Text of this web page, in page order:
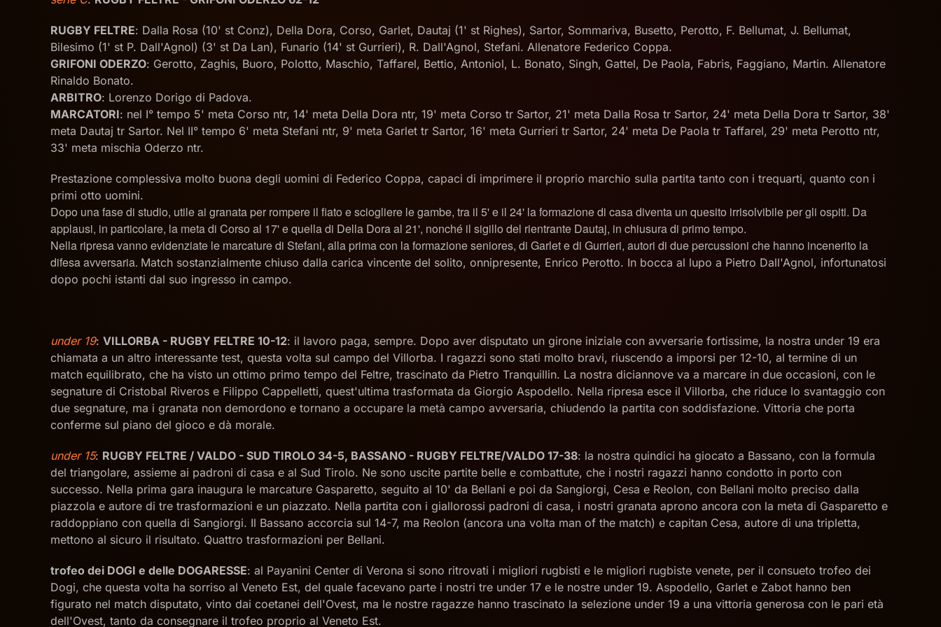
RUGBY FELTRE: Dalla Rosa (10' st Conz), Della Dora, Corso, Garlet, Dautaj (1' st Righes), Sartor, Sommariva, Busetto, Perotto, F. Bellumat, J. Bellumat,
Bilesimo (1' st P. Dall'Agnol) (3' st Da Lan), Funario (14' st Gurrieri), R. Dall'Agnol, Stefani. Allenatore Federico Coppa.
GRIFONI ODERZO: Gerotto, Zaghis, Buoro, Polotto, Maschio, Taffarel, Bettio, Antoniol, L. Bonato, Singh, Gattel, De Paola, Fabris, Faggiano, Martin. Allenatore
Rinaldo Bonato.
ARBITRO: Lorenzo Dorigo di Padova.
MARCATORI: nel I° tempo 5' meta Corso ntr, 14' meta Della Dora ntr, 19' meta Corso tr Sartor, 21' meta Dalla Rosa tr Sartor, 24' meta Della Dora tr Sartor, 38'
meta Dautaj tr Sartor. Nel II° tempo 6' meta Stefani ntr, 9' meta Garlet tr Sartor, 16' meta Gurrieri tr Sartor, 24' meta De Paola tr Taffarel, 29' meta Perotto ntr,
33' meta mischia Oderzo ntr.
Prestazione complessiva molto buona degli uomini di Federico Coppa, capaci di imprimere il proprio marchio sulla partita tanto con i trequarti, quanto con i
primi otto uomini.
Dopo una fase di studio, utile ai granata per rompere il fiato e sciogliere le gambe, tra il 5' e il 24' la formazione di casa diventa un quesito irrisolvibile per gli ospiti. Da
applausi, in particolare, la meta di Corso al 17' e quella di Della Dora al 21', nonché il sigillo del rientrante Dautaj, in chiusura di primo tempo.
Nella ripresa vanno evidenziate le marcature di Stefani, alla prima con la formazione seniores, di Garlet e di Gurrieri, autori di due percussioni che hanno incenerito la
difesa avversaria. Match sostanzialmente chiuso dalla carica vincente del solito, onnipresente, Enrico Perotto. In bocca al lupo a Pietro Dall'Agnol, infortunatosi
dopo pochi istanti dal suo ingresso in campo.
under 19: VILLORBA - RUGBY FELTRE 10-12: il lavoro paga, sempre. Dopo aver disputato un girone iniziale con avversarie fortissime, la nostra under 19 era
chiamata a un altro interessante test, questa volta sul campo del Villorba. I ragazzi sono stati molto bravi, riuscendo a imporsi per 12-10, al termine di un
match equilibrato, che ha visto un ottimo primo tempo del Feltre, trascinato da Pietro Tranquillin. La nostra diciannove va a marcare in due occasioni, con le
segnature di Cristobal Riveros e Filippo Cappelletti, quest'ultima trasformata da Giorgio Aspodello. Nella ripresa esce il Villorba, che riduce lo svantaggio con
due segnature, ma i granata non demordono e tornano a occupare la metà campo avversaria, chiudendo la partita con soddisfazione. Vittoria che porta
conferme sul piano del gioco e dà morale.
under 15: RUGBY FELTRE / VALDO - SUD TIROLO 34-5, BASSANO - RUGBY FELTRE/VALDO 17-38: la nostra quindici ha giocato a Bassano, con la formula
del triangolare, assieme ai padroni di casa e al Sud Tirolo. Ne sono uscite partite belle e combattute, che i nostri ragazzi hanno condotto in porto con
successo. Nella prima gara inaugura le marcature Gasparetto, seguito al 10' da Bellani e poi da Sangiorgi, Cesa e Reolon, con Bellani molto preciso dalla
piazzola e autore di tre trasformazioni e un piazzato. Nella partita con i giallorossi padroni di casa, i nostri granata aprono ancora con la meta di Gasparetto e
raddoppiano con quella di Sangiorgi. Il Bassano accorcia sul 14-7, ma Reolon (ancora una volta man of the match) e capitan Cesa, autore di una tripletta,
mettono al sicuro il risultato. Quattro trasformazioni per Bellani.
trofeo dei DOGI e delle DOGARESSE: al Payanini Center di Verona si sono ritrovati i migliori rugbisti e le migliori rugbiste venete, per il consueto trofeo dei
Dogi, che questa volta ha sorriso al Veneto Est, del quale facevano parte i nostri tre under 17 e le nostre under 19. Aspodello, Garlet e Zabot hanno ben
figurato nel match disputato, vinto dai coetanei dell'Ovest, ma le nostre ragazze hanno trascinato la selezione under 19 a una vittoria generosa con le pari età
dell'Ovest, tanto da consegnare il trofeo proprio al Veneto Est.